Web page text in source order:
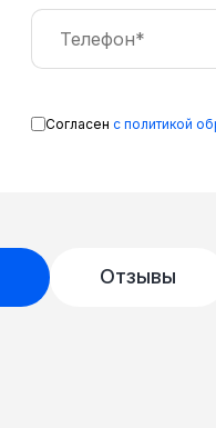
Согласен с политикой
Отзывы